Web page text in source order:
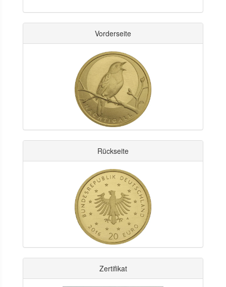
Vorderseite
Rückseite
Zertifikat